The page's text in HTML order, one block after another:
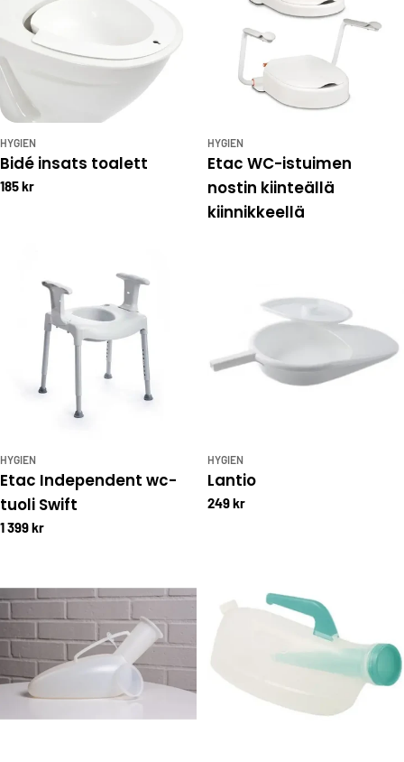
HYGIEN
Bidé insats toalett
185 kr
HYGIEN
Etac WC-istuimen
nostin kiinteällä
kiinnikkeellä
HYGIEN
Etac Independent wc-
tuoli Swift
1 399 kr
HYGIEN
Lantio
249 kr